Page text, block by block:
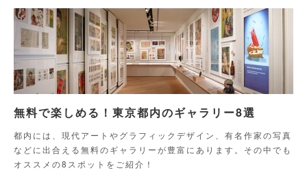
してご紹介します。
無料で楽しめる！東京都内のギャラリー8選
都内には、現代アートやグラフィックデザイン、有名作家の写真
などに出合える無料のギャラリーが豊富にあります。その中でも
オススメの8スポットをご紹介！